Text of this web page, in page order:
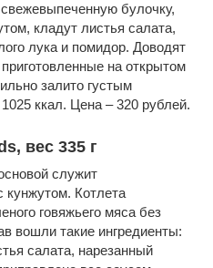
булочку,
кладут листья салата,
лука и помидор. Доводят
на открытом
залито густым
ккал. Цена – 320 рублей.
вес 335 г
служит
кунжутом. Котлета
говяжьего мяса без
вошли такие ингредиенты:
салата, нарезанный